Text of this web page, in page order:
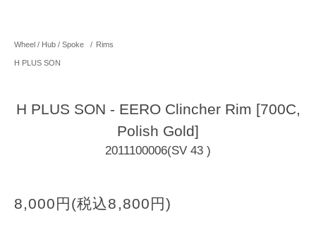
Wheel / Hub / Spoke / Rims
H PLUS SON
H PLUS SON - EERO Clincher Rim [700C,
Polish Gold]
2011100006(SV 43 )
8,000円(税込8,800円)